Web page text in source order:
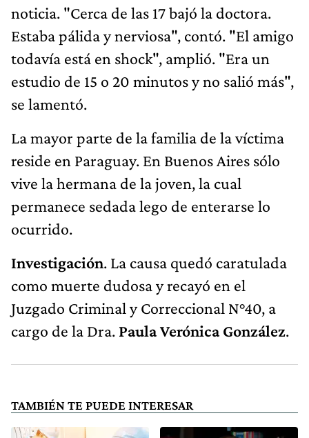
noticia. "Cerca de las 17 bajó la doctora.
Estaba pálida y nerviosa", contó. "El amigo
todavía está en shock", amplió. "Era un
estudio de 15 o 20 minutos y no salió más",
se lamentó.
La mayor parte de la familia de la víctima
reside en Paraguay. En Buenos Aires sólo
vive la hermana de la joven, la cual
permanece sedada lego de enterarse lo
ocurrido.
Investigación. La causa quedó caratulada
como muerte dudosa y recayó en el
Juzgado Criminal y Correccional N°40, a
cargo de la Dra. Paula Verónica González.
TAMBIÉN TE PUEDE INTERESAR